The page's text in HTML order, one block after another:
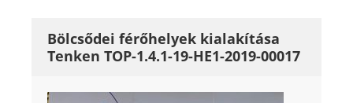
Bölcsődei férőhelyek kialakítása
Tenken TOP-1.4.1-19-HE1-2019-00017